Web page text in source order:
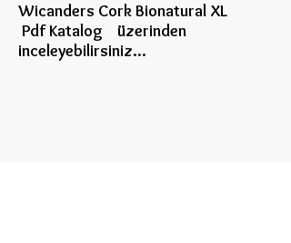
Wicanders Cork Bionatural XL
Pdf Katalog üzerinden
inceleyebilirsiniz...